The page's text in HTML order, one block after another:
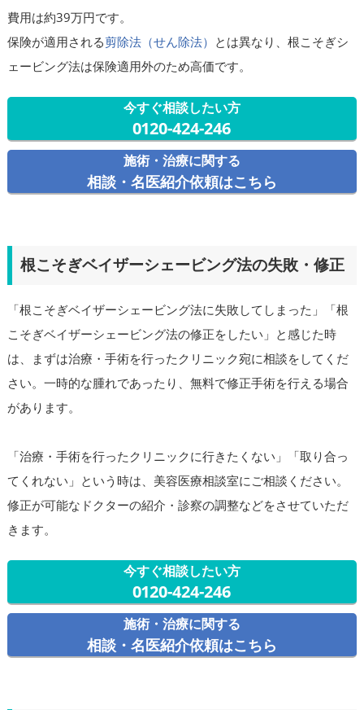
費用は約39万円です。
保険が適用される剪除法（せん除法） とは異なり、根こそぎシ
ェービング法は保険適用外のため高価です。
今すぐ相談したい方
0120-424-246
施術・治療に関する
相談・名医紹介依頼はこちら
根こそぎベイザーシェービング法の失敗・修正
「根こそぎベイザーシェービング法に失敗してしまった」「根
こそぎベイザーシェービング法の修正をしたい」と感じた時
は、まずは治療・手術を行ったクリニック宛に相談をしてくだ
さい。一時的な腫れであったり、無料で修正手術を行える場合
があります。
「治療・手術を行ったクリニックに行きたくない」「取り合っ
てくれない」という時は、美容医療相談室にご相談ください。
修正が可能なドクターの紹介・診察の調整などをさせていただ
きます。
今すぐ相談したい方
0120-424-246
施術・治療に関する
相談・名医紹介依頼はこちら